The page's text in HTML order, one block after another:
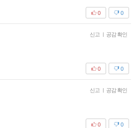
0
0
신고 | 공감 확인
0
0
신고 | 공감 확인
0
0